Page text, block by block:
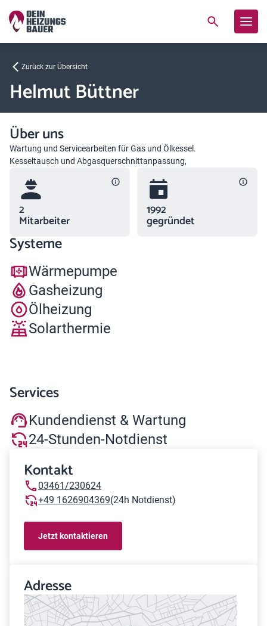
Zurück zur Übersicht
Helmut Büttner
Über uns
Wartung und Servicearbeiten für Gas und Ölkessel.
Kesseltausch und Abgasquerschnittanpassung,
2
Mitarbeiter
1992
gegründet
Systeme
Wärmepumpe
Gasheizung
Ölheizung
Solarthermie
Services
Kundendienst & Wartung
24-Stunden-Notdienst
Kontakt
03461/230624
+49 1626904369(24h Notdienst)
Jetzt kontaktieren
Adresse